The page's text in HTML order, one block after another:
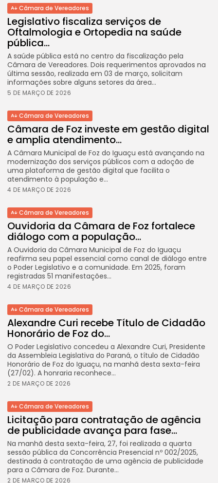
Câmara de Vereadores
Legislativo fiscaliza serviços de
Oftalmologia e Ortopedia na saúde
pública...
A saúde pública está no centro da fiscalização pela
Câmara de Vereadores. Dois requerimentos aprovados na
última sessão, realizada em 03 de março, solicitam
informações sobre alguns setores da área...
5 DE MARÇO DE 2026
Câmara de Vereadores
Câmara de Foz investe em gestão digital
e amplia atendimento...
A Câmara Municipal de Foz do Iguaçu está avançando na
modernização dos serviços públicos com a adoção de
uma plataforma de gestão digital que facilita o
atendimento à população e...
4 DE MARÇO DE 2026
Câmara de Vereadores
Ouvidoria da Câmara de Foz fortalece
diálogo com a população...
A Ouvidoria da Câmara Municipal de Foz do Iguaçu
reafirma seu papel essencial como canal de diálogo entre
o Poder Legislativo e a comunidade. Em 2025, foram
registradas 51 manifestações...
4 DE MARÇO DE 2026
Câmara de Vereadores
Alexandre Curi recebe Título de Cidadão
Honorário de Foz do...
O Poder Legislativo concedeu a Alexandre Curi, Presidente
da Assembleia Legislativa do Paraná, o título de Cidadão
Honorário de Foz do Iguaçu, na manhã desta sexta-feira
(27/02). A honraria reconhece...
2 DE MARÇO DE 2026
Câmara de Vereadores
Licitação para contratação de agência
de publicidade avança para fase...
Na manhã desta sexta-feira, 27, foi realizada a quarta
sessão pública da Concorrência Presencial nº 002/2025,
destinada à contratação de uma agência de publicidade
para a Câmara de Foz. Durante...
2 DE MARÇO DE 2026